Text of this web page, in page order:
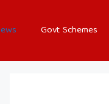
Govt Schemes